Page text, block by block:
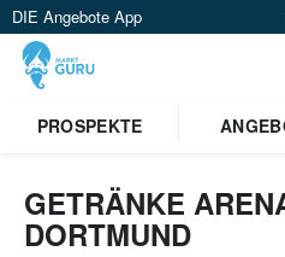
DIE Angebote App
PROSPEKTE
GETRÄNKE
DORTMUND